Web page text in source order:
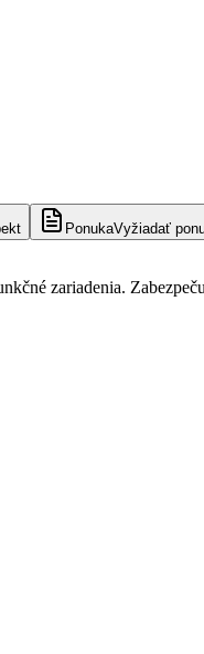
PonukaVyžiadať
zariadenia.